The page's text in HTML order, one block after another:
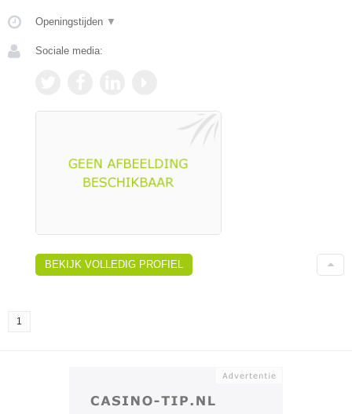
Openingstijden ▼
Sociale media:
BEKIJK VOLLEDIG PROFIEL
1